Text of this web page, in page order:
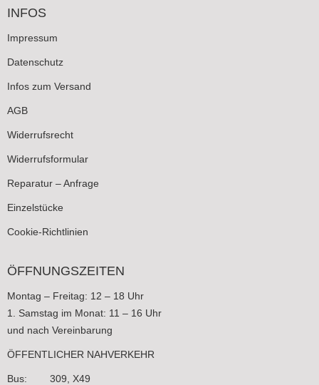
INFOS
Impressum
Datenschutz
Infos zum Versand
AGB
Widerrufsrecht
Widerrufsformular
Reparatur – Anfrage
Einzelstücke
Cookie-Richtlinien
ÖFFNUNGSZEITEN
Montag – Freitag: 12 – 18 Uhr
1. Samstag im Monat: 11 – 16 Uhr
und nach Vereinbarung
ÖFFENTLICHER NAHVERKEHR
Bus: 309, X49